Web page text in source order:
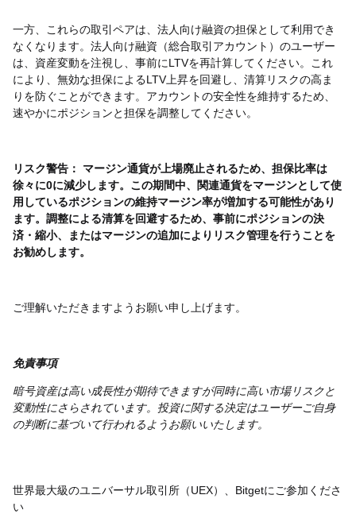
一方、これらの取引ペアは、法人向け融資の担保として利用でき
なくなります。法人向け融資（総合取引アカウント）のユーザー
は、資産変動を注視し、事前にLTVを再計算してください。これ
により、無効な担保によるLTV上昇を回避し、清算リスクの高ま
りを防ぐことができます。アカウントの安全性を維持するため、
速やかにポジションと担保を調整してください。
リスク警告：
マージン通貨が上場廃止されるため、担保比率は
徐々に0に減少します。この期間中、関連通貨をマージンとして使
用しているポジションの維持マージン率が増加する可能性があり
ます。調整による清算を回避するため、事前にポジションの決
済・縮小、またはマージンの追加によりリスク管理を行うことを
お勧めします。
ご理解いただきますようお願い申し上げます。
免責事項
暗号資産は高い成長性が期待できますが同時に高い市場リスクと
変動性にさらされています。投資に関する決定はユーザーご自身
の判断に基づいて行われるようお願いいたします。
世界最大級のユニバーサル取引所（UEX）、Bitgetにご参加くださ
い